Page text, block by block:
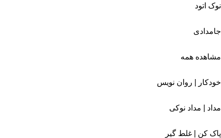
نوک اتود
جامدادی
مشاهده همه
خودکار | روان نویس
مداد | مداد نوکی
پاک کن | غلط گیر